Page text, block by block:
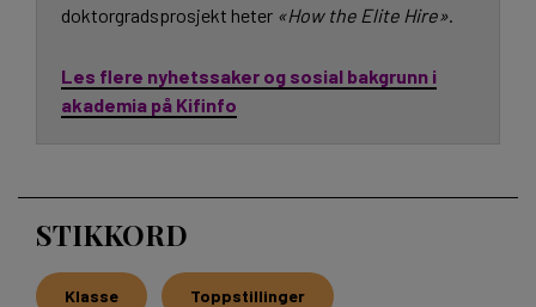
doktorgradsprosjekt heter «How the Elite Hire».
Les flere nyhetssaker og sosial bakgrunn i
akademia på Kifinfo
STIKKORD
Klasse Toppstillinger